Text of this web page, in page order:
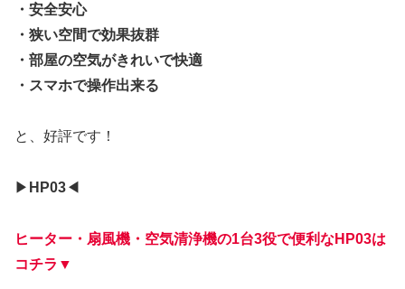
・安全安心
・狭い空間で効果抜群
・部屋の空気がきれいで快適
・スマホで操作出来る
と、好評です！
▶︎ HP03◀︎
ヒーター・扇風機・空気清浄機の1台3役で便利なHP03は
コチラ▼